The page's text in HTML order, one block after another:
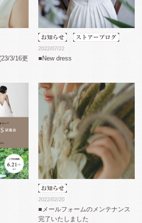
3/16更
2022/07/22
■New dress
2022/02/20
■メールフォームのメンテナンス
完了いたしました